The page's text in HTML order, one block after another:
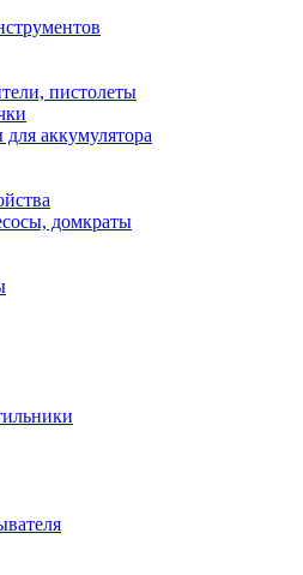
пистолеты
аккумулятора
домкраты